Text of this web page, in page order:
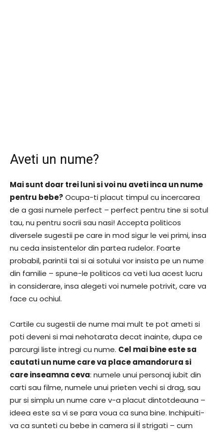
Aveti un nume?
Mai sunt doar trei luni si voi nu aveti inca un nume
pentru bebe? Ocupa-ti placut timpul cu incercarea
de a gasi numele perfect – perfect pentru tine si sotul
tau, nu pentru socrii sau nasi! Accepta politicos
diversele sugestii pe care in mod sigur le vei primi, insa
nu ceda insistentelor din partea rudelor. Foarte
probabil, parintii tai si ai sotului vor insista pe un nume
din familie – spune-le politicos ca veti lua acest lucru
in considerare, insa alegeti voi numele potrivit, care va
face cu ochiul.
Cartile cu sugestii de nume mai mult te pot ameti si
poti deveni si mai nehotarata decat inainte, dupa ce
parcurgi liste intregi cu nume. Cel mai bine este sa
cautati un nume care va place amandorura si
care inseamna ceva: numele unui personaj iubit din
carti sau filme, numele unui prieten vechi si drag, sau
pur si simplu un nume care v-a placut dintotdeauna –
ideea este sa vi se para voua ca suna bine. Inchipuiti-
va ca sunteti cu bebe in camera si il strigati – cum